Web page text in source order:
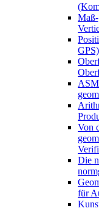
Von
Die
für